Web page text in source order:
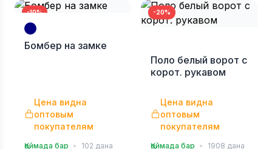
-10%
Бомбер на замке
Цена видна
оптовым
покупателям
Қоймада бар • 102 дана
-20%
Поло белый ворот с
корот. рукавом
Цена видна
оптовым
покупателям
Қоймада бар • 1908 дана